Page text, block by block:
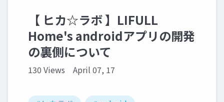
【 ヒカ☆ラボ 】LIFULL
Home's androidアプリの開発
の裏側について
130 Views April 07, 17